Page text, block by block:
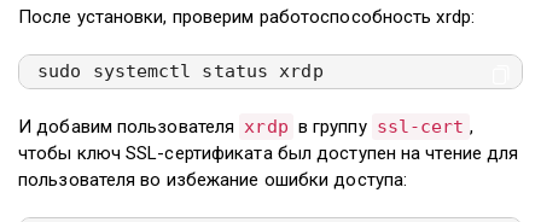
После установки, проверим работоспособность xrdp:
sudo systemctl status xrdp
И добавим пользователя xrdp в группу ssl-cert ,
чтобы ключ SSL-сертификата был доступен на чтение для
пользователя во избежание ошибки доступа: